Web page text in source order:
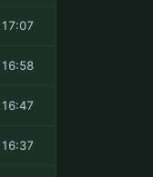
17:07
16:58
16:47
16:37